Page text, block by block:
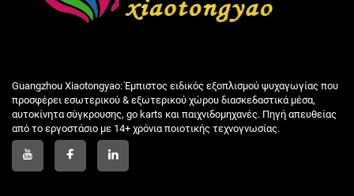
Guangzhou Xiaotongyao: Έμπιστος ειδικός εξοπλισμού ψυχαγωγίας που
προσφέρει εσωτερικού & εξωτερικού χώρου διασκεδαστικά μέσα,
αυτοκίνητα σύγκρουσης, go karts και παιχνιδομηχανές. Πηγή απευθείας
από το εργοστάσιο με 14+ χρόνια ποιοτικής τεχνογνωσίας.